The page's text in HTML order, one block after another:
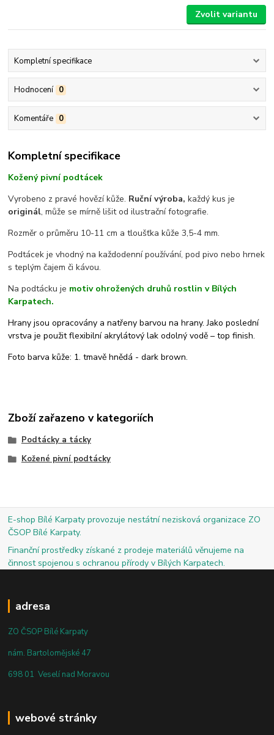
Zvolit variantu
Kompletní specifikace
Hodnocení 0
Komentáře 0
Kompletní specifikace
Kožený pivní podtácek
Vyrobeno z pravé hovězí kůže. Ruční výroba, každý kus je
originál, může se mírně lišit od ilustrační fotografie.
Rozměr o průměru 10-11 cm a tloušťka kůže 3,5-4 mm.
Podtácek je vhodný na každodenní používání, pod pivo nebo hrnek
s teplým čajem či kávou.
Na podtácku je motiv ohrožených druhů rostlin v Bílých
Karpatech.
Hrany jsou opracovány a natřeny barvou na hrany. Jako poslední
vrstva je použit flexibilní akrylátový lak odolný vodě – top finish.
Foto barva kůže: 1. tmavě hnědá - dark brown.
Zboží zařazeno v kategoriích
Podtácky a tácky
Kožené pivní podtácky
E-shop Bílé Karpaty provozuje nestátní nezisková organizace ZO
ČSOP Bílé Karpaty.
Finanční prostředky získané z prodeje materiálů věnujeme na
činnost spojenou s ochranou přírody v Bílých Karpatech.
adresa
ZO ČSOP Bílé Karpaty
nám. Bartolomějské 47
698 01 Veselí nad Moravou
webové stránky